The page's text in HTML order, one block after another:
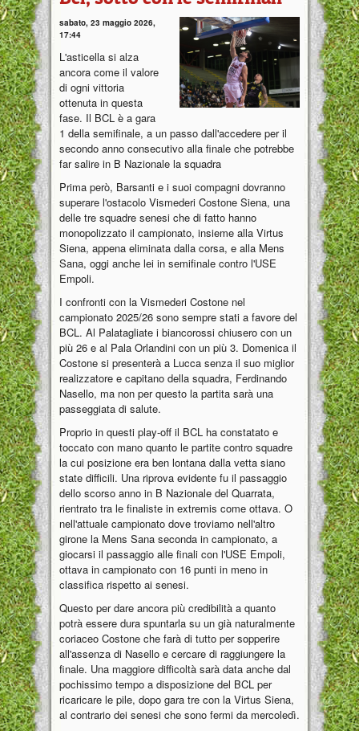
sabato, 23 maggio 2026,
17:44
L'asticella si alza
ancora come il valore
di ogni vittoria
ottenuta in questa
fase. Il BCL è a gara
1 della semifinale, a un passo dall'accedere per il
secondo anno consecutivo alla finale che potrebbe
far salire in B Nazionale la squadra
Prima però, Barsanti e i suoi compagni dovranno
superare l'ostacolo Vismederi Costone Siena, una
delle tre squadre senesi che di fatto hanno
monopolizzato il campionato, insieme alla Virtus
Siena, appena eliminata dalla corsa, e alla Mens
Sana, oggi anche lei in semifinale contro l'USE
Empoli.
I confronti con la Vismederi Costone nel
campionato 2025/26 sono sempre stati a favore del
BCL. Al Palatagliate i biancorossi chiusero con un
più 26 e al Pala Orlandini con un più 3. Domenica il
Costone si presenterà a Lucca senza il suo miglior
realizzatore e capitano della squadra, Ferdinando
Nasello, ma non per questo la partita sarà una
passeggiata di salute.
Proprio in questi play-off il BCL ha constatato e
toccato con mano quanto le partite contro squadre
la cui posizione era ben lontana dalla vetta siano
state difficili. Una riprova evidente fu il passaggio
dello scorso anno in B Nazionale del Quarrata,
rientrato tra le finaliste in extremis come ottava. O
nell'attuale campionato dove troviamo nell'altro
girone la Mens Sana seconda in campionato, a
giocarsi il passaggio alle finali con l'USE Empoli,
ottava in campionato con 16 punti in meno in
classifica rispetto ai senesi.
Questo per dare ancora più credibilità a quanto
potrà essere dura spuntarla su un già naturalmente
coriaceo Costone che farà di tutto per sopperire
all'assenza di Nasello e cercare di raggiungere la
finale. Una maggiore difficoltà sarà data anche dal
pochissimo tempo a disposizione del BCL per
ricaricare le pile, dopo gara tre con la Virtus Siena,
al contrario dei senesi che sono fermi da mercoledì.